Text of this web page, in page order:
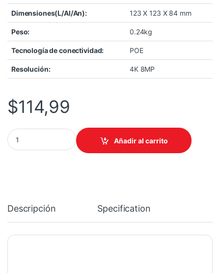
Dimensiones(L/Al/An): 123 X 123 X 84 mm
Peso: 0.24kg
Tecnología de conectividad: POE
Resolución: 4K 8MP
$114,99
CAMARA TPLINK/VIGI INSIGHT S445ZI/INFRARROJO4MP/
Añadir al carrito
Descripción Specification